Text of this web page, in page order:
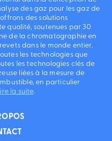
des gaz pour les gaz de
des solutions
qualité, soutenues par 30
de la chromatographie en
dans le monde entier.
les technologies que
les technologies clés de
liées à la mesure de
en particulier
la suite.